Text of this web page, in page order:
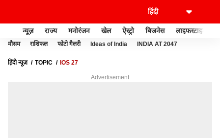
न्यूज़ राज्य मनोरंजन खेल ऐस्ट्रो बिजनेस लाइफस्टाइल
मौसम राशिफल फोटो गैलरी Ideas of India INDIA AT 2047
हिंदी न्यूज़ TOPIC IOS 27
Advertisement